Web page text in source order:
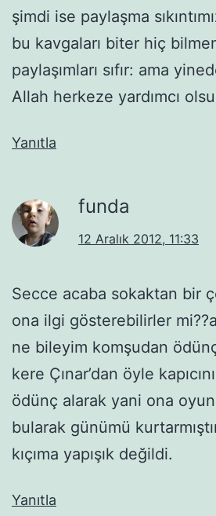
şimdi ise paylaşma
bu kavgaları biter hiç
paylaşımları sıfır: ama
Allah herkeze yardımcı
Yanıtla
funda
12 Aralık 2012, 11:33
Secce acaba sokaktan bir
ona ilgi gösterebilirler
ne bileyim komşudan
kere Çınar’dan öyle
ödünç alarak yani ona oyun
bularak günümü
kıçıma yapışık değildi.
Yanıtla